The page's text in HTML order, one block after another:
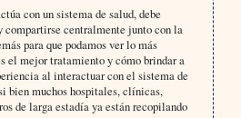
con un sistema de salud, debe
compartirse centralmente junto con la
para que podamos ver lo más
el mejor tratamiento y cómo brindar a
al interactuar con el sistema de
bien muchos hospitales, clínicas,
de larga estadía ya están recopilando